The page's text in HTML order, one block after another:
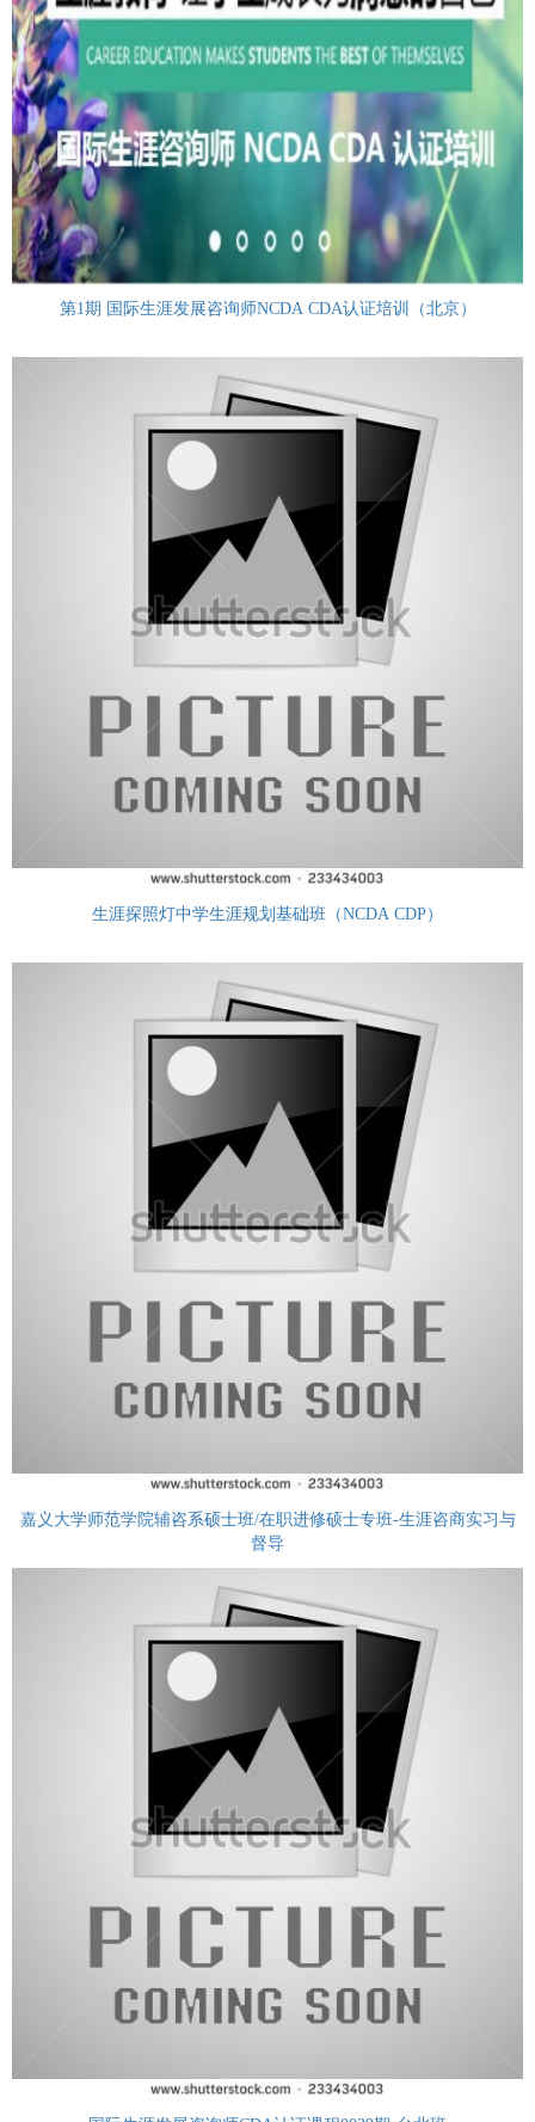
第1期 国际生涯发展咨询师NCDA CDA认证培训（北京）
生涯探照灯中学生涯规划基础班（NCDA CDP）
嘉义大学师范学院辅咨系硕士班/在职进修硕士专班-生涯咨商实习与
督导